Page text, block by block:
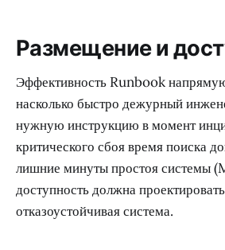
Размещение и
Эффективность Runbook
насколько быстро дежурный
нужную инструкцию в момент
критического сбоя время поиска
лишние минуты простоя системы
доступность должна
отказоустойчивая система.